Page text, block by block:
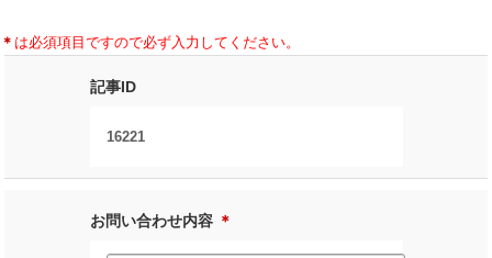
＊ は必須項目ですので必ず入力してください。
記事ID
16221
お問い合わせ内容 ＊